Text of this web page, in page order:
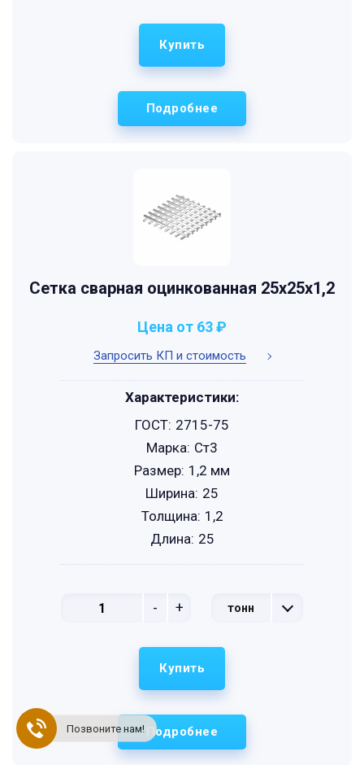
Подробнее
Купить
Сетка сварная оцинкованная 25х25х1,2
Запросить КП и стоимость
Цена от 63 ₽
- + тонн
Характеристики:
ГОСТ: 2715-75
Марка: Ст3
Размер: 1,2 мм
Ширина: 25
Толщина: 1,2
Длина: 25
Подробнее
Купить
Позвоните нам!